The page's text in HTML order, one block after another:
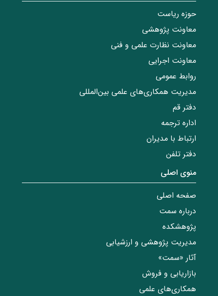
حوزه ریاست
معاونت پژوهشی
معاونت نظارت علمی و فنی
معاونت اجرایی
روابط عمومی
مدیریت همکاری‌های علمی بین‌المللی
دفتر قم
اداره ترجمه
ارتباط با مدیران
دفتر تلفن
منوی اصلی
صفحه اصلی
درباره سمت
پژوهشکده
مدیریت پژوهشی و ارزشیابی
آثار «سمت»
بازاریابی و فروش
همکاری‌های علمی